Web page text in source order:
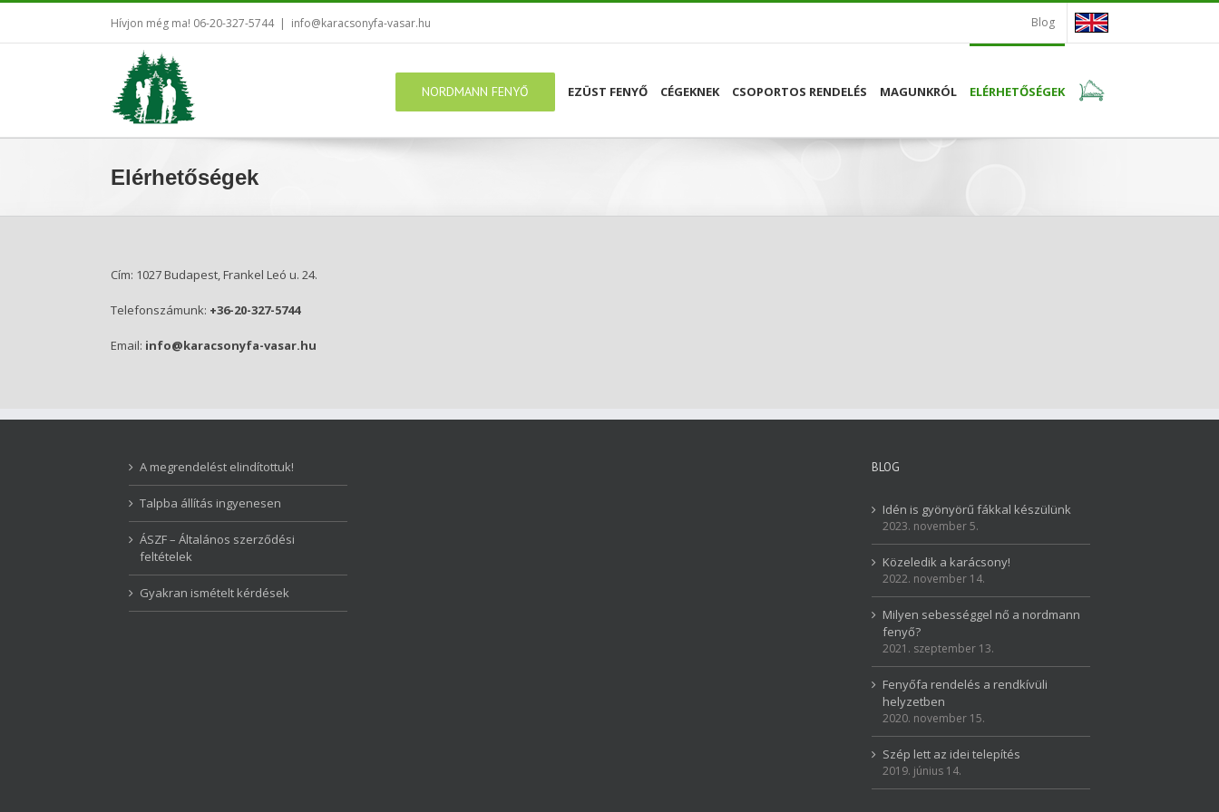
Kihagyás
Hívjon még ma! 06-20-327-5744 | info@karacsonyfa-vasar.hu Blog
NORDMANN FENYŐ EZÜST FENYŐ CÉGEKNEK CSOPORTOS RENDELÉS MAGUNKRÓL ELÉRHETŐSÉGEK
Elérhetőségek
Cím: 1027 Budapest, Frankel Leó u. 24.
Telefonszámunk: +36-20-327-5744
Email: info@karacsonyfa-vasar.hu
A megrendelést elindítottuk!
Talpba állítás ingyenesen
ÁSZF – Általános szerződési
feltételek
Gyakran ismételt kérdések
BLOG
Idén is gyönyörű fákkal készülünk
2023. november 5.
Közeledik a karácsony!
2022. november 14.
Milyen sebességgel nő a nordmann
fenyő?
2021. szeptember 13.
Fenyőfa rendelés a rendkívüli
helyzetben
2020. november 15.
Szép lett az idei telepítés
2019. június 14.